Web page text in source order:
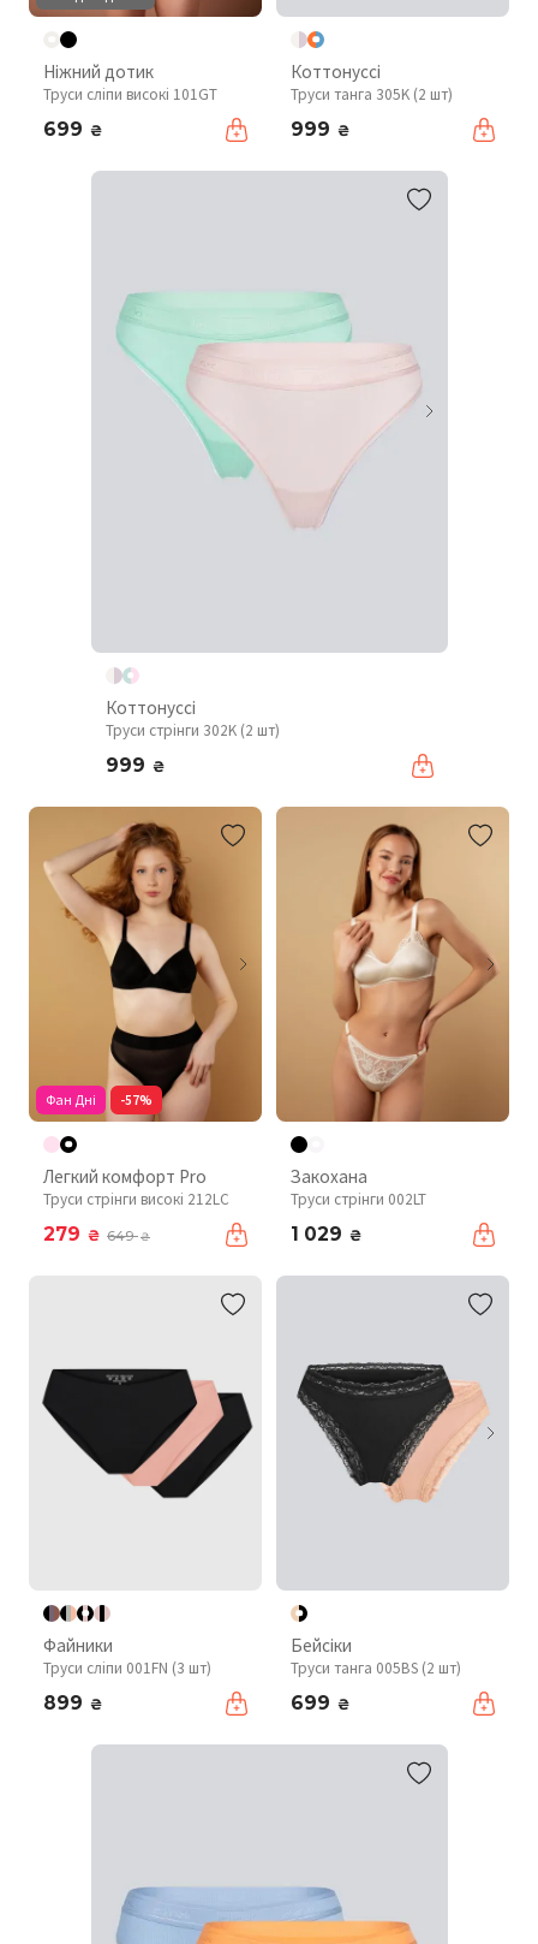
Ніжний дотик
Труси сліпи високі 101GT
699 ₴
Коттонуссі
Труси танга 305K (2 шт)
999 ₴
Коттонуссі
Труси стрінги 302K (2 шт)
999 ₴
Фан Дні -57%
Легкий комфорт Pro
Труси стрінги високі 212LC
279 ₴ 649₴
Закохана
Труси стрінги 002LT
1 029 ₴
Файники
Труси сліпи 001FN (3 шт)
899 ₴
Бейсіки
Труси танга 005BS (2 шт)
699 ₴